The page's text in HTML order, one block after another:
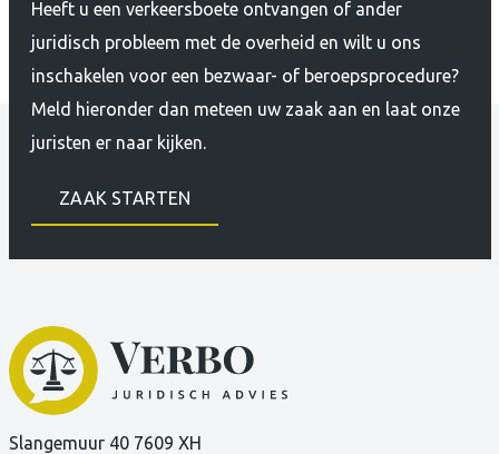
Heeft u een verkeersboete ontvangen of ander
juridisch probleem met de overheid en wilt u ons
inschakelen voor een bezwaar- of beroepsprocedure?
Meld hieronder dan meteen uw zaak aan en laat onze
juristen er naar kijken.
ZAAK STARTEN
Slangemuur 40 7609 XH